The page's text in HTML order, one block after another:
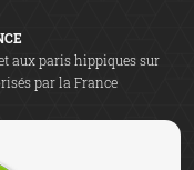
aux paris hippiques sur
par la France